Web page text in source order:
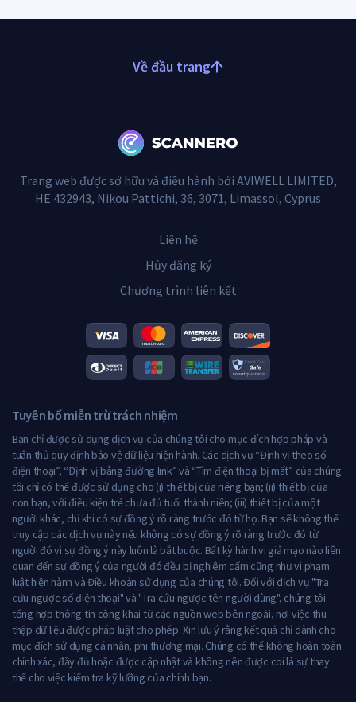
Về đầu trang
Trang web được sở hữu và điều hành bởi AVIWELL LIMITED,
HE 432943, Nikou Pattichi, 36, 3071, Limassol, Cyprus
Liên hệ
Hủy đăng ký
Chương trình liên kết
Tuyên bố miễn trừ trách nhiệm
Bạn chỉ được sử dụng dịch vụ của chúng tôi cho mục đích hợp pháp và
tuân thủ quy định bảo vệ dữ liệu hiện hành. Các dịch vụ “Định vị theo số
điện thoại”, “Định vị bằng đường link” và “Tìm điện thoại bị mất” của chúng
tôi chỉ có thể được sử dụng cho (i) thiết bị của riêng bạn; (ii) thiết bị của
con bạn, với điều kiện trẻ chưa đủ tuổi thành niên; (iii) thiết bị của một
người khác, chỉ khi có sự đồng ý rõ ràng trước đó từ họ. Bạn sẽ không thể
truy cập các dịch vụ này nếu không có sự đồng ý rõ ràng trước đó từ
người đó vì sự đồng ý này luôn là bắt buộc. Bất kỳ hành vi giả mạo nào liên
quan đến sự đồng ý của người đó đều bị nghiêm cấm cũng như vi phạm
luật hiện hành và Điều khoản sử dụng của chúng tôi. Đối với dịch vụ "Tra
cứu ngược số điện thoại" và "Tra cứu ngược tên người dùng", chúng tôi
tổng hợp thông tin công khai từ các nguồn web bên ngoài, nơi việc thu
thập dữ liệu được pháp luật cho phép. Xin lưu ý rằng kết quả chỉ dành cho
mục đích sử dụng cá nhân, phi thương mại. Chúng có thể không hoàn toàn
chính xác, đầy đủ hoặc được cập nhật và không nên được coi là sự thay
thế cho việc kiểm tra kỹ lưỡng của chính bạn.